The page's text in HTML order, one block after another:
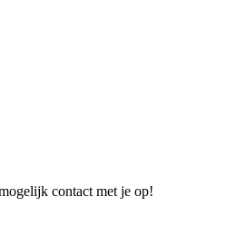
contact met je op!